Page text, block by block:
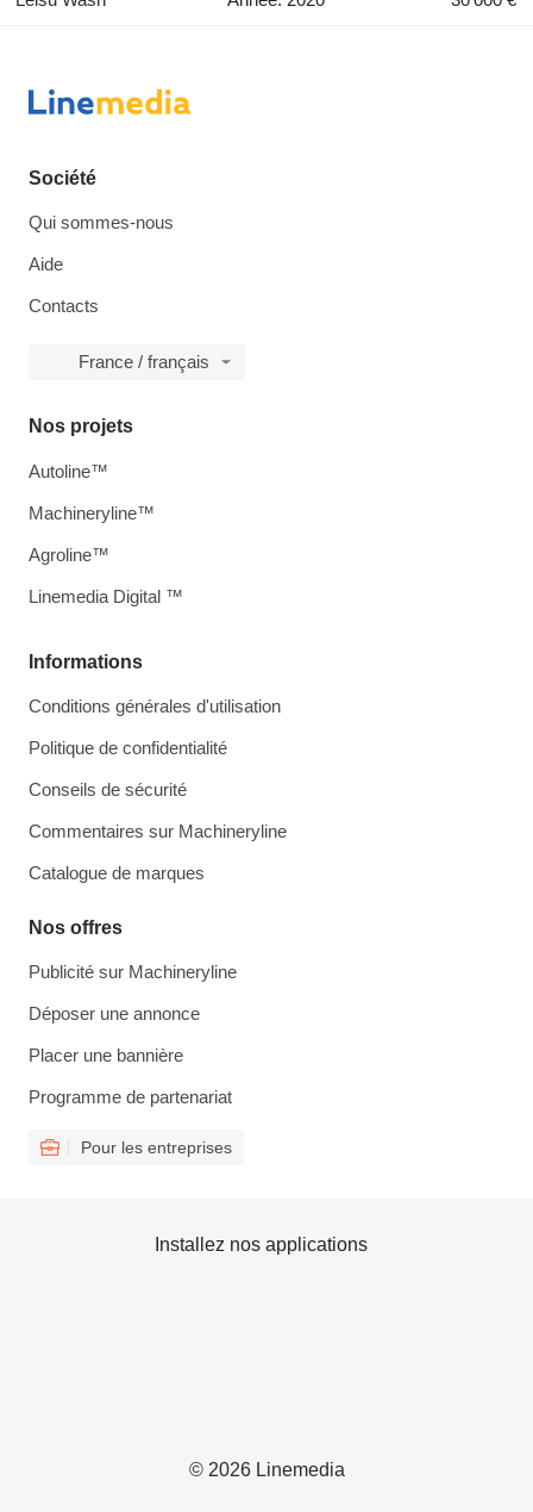
Société
Qui sommes-nous
Aide
Contacts
France / français
Informations
Conditions générales d'utilisation
Politique de confidentialité
Conseils de sécurité
Commentaires sur Machineryline
Catalogue de marques
Nos offres
Publicité sur Machineryline
Déposer une annonce
Placer une bannière
Programme de partenariat
Pour les entreprises
Nos projets
Autoline™
Machineryline™
Agroline™
Linemedia Digital ™
© 2026 Linemedia
Installez nos applications